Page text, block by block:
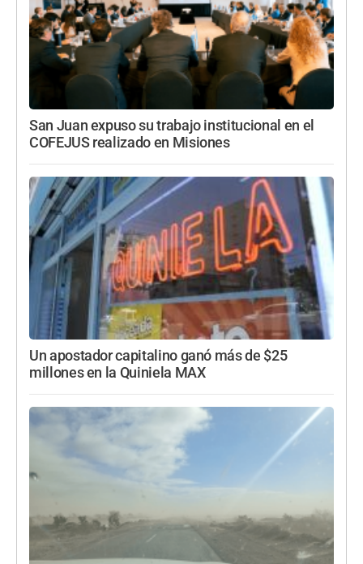
San Juan expuso su trabajo institucional en el
COFEJUS realizado en Misiones
Un apostador capitalino ganó más de $25
millones en la Quiniela MAX